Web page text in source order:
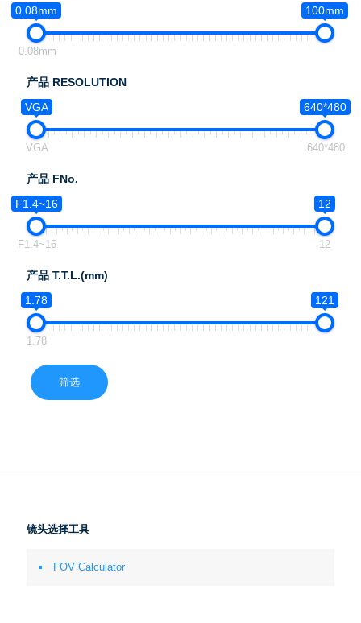
0.08mm
100mm
0.08mm
产品 RESOLUTION
VGA
640*480
VGA 640*480
产品 FNo.
F1.4~16
12
F1.4~16 12
产品 T.T.L.(mm)
1.78
121
1.78
筛选
镜头选择工具
FOV Calculator